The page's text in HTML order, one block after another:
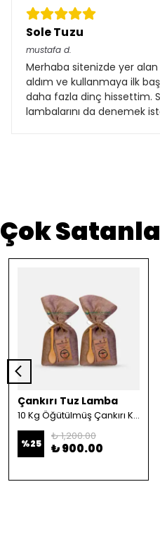
Sole Tuzu
mustafa d.
Merhaba sitenizde yer alan
aldım ve kullanmaya ilk
daha fazla dinç hissettim.
lambalarını da denemek
Çok
Çankırı Tuz Lamba
10 Kg Öğütülmüş Çankırı Kristal Kaya Tuzu
%25
₺ 1,200.00
₺ 900.00